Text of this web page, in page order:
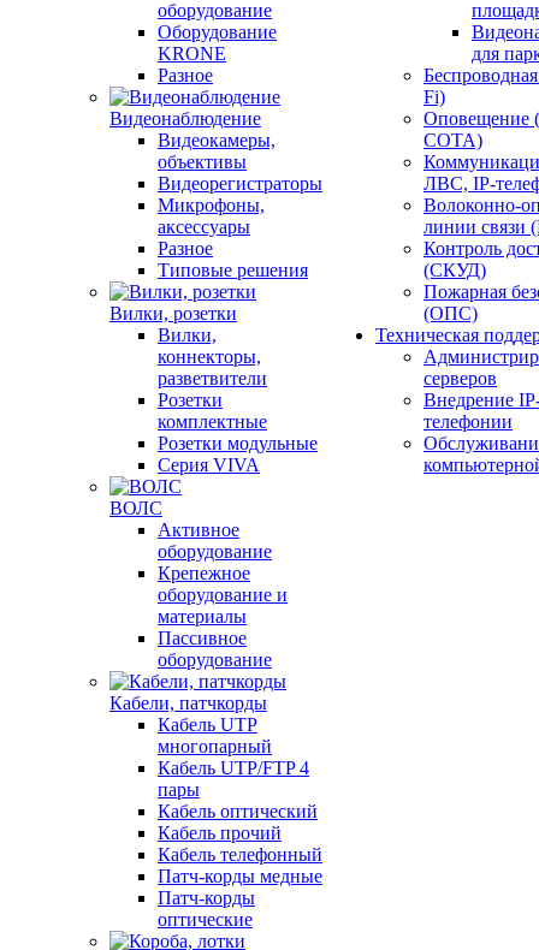
оборудование
Оборудование
KRONE
Разное
Видеонаблюдение
Видеокамеры,
объективы
Видеорегистраторы
Микрофоны,
аксессуары
Разное
Типовые решения
Вилки, розетки
Вилки,
коннекторы,
разветвители
Розетки
комплектные
Розетки модульные
Серия VIVA
ВОЛС
Активное
оборудование
Крепежное
оборудование и
материалы
Пассивное
оборудование
Кабели, патчкорды
Кабель UTP
многопарный
Кабель UTP/FTP 4
пары
Кабель оптический
Кабель прочий
Кабель телефонный
Патч-корды медные
Патч-корды
оптические
для
Fi)
СОТА)
ЛВС, IP-
Волоконно-
линии
Контроль
(СКУД)
Пожарная
(ОПС)
Техническая
серверов
Внедрение
телефонии